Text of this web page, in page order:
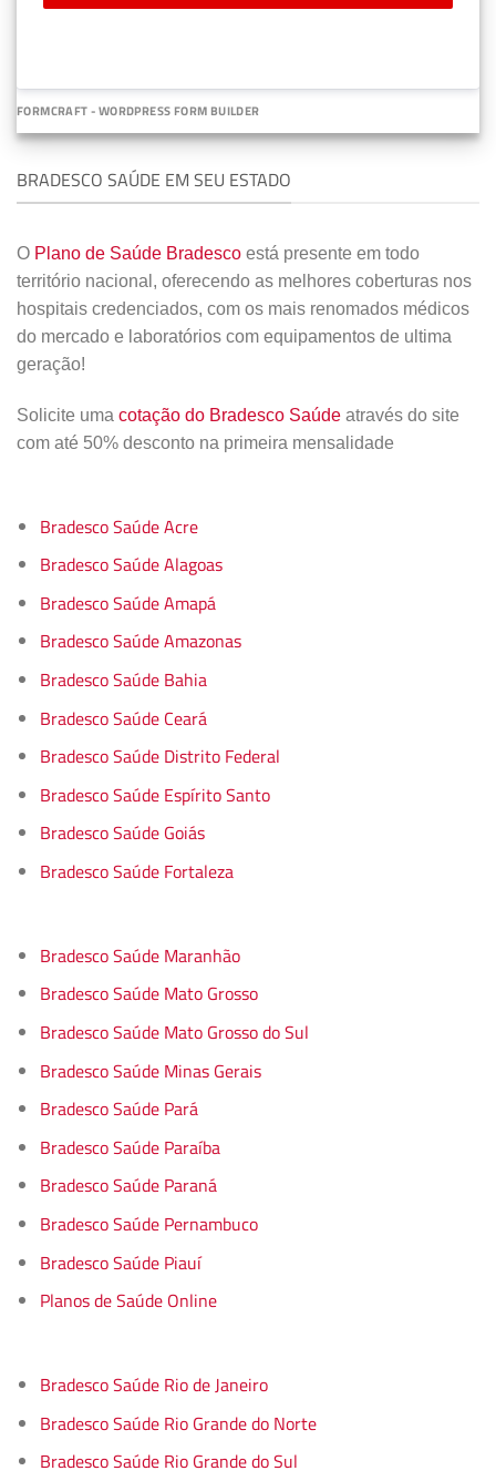
FORMCRAFT - WORDPRESS FORM BUILDER
BRADESCO SAÚDE EM SEU ESTADO
O Plano de Saúde Bradesco está presente em todo
território nacional, oferecendo as melhores coberturas nos
hospitais credenciados, com os mais renomados médicos
do mercado e laboratórios com equipamentos de ultima
geração!
Solicite uma cotação do Bradesco Saúde através do site
com até 50% desconto na primeira mensalidade
Bradesco Saúde Acre
Bradesco Saúde Alagoas
Bradesco Saúde Amapá
Bradesco Saúde Amazonas
Bradesco Saúde Bahia
Bradesco Saúde Ceará
Bradesco Saúde Distrito Federal
Bradesco Saúde Espírito Santo
Bradesco Saúde Goiás
Bradesco Saúde Fortaleza
Bradesco Saúde Maranhão
Bradesco Saúde Mato Grosso
Bradesco Saúde Mato Grosso do Sul
Bradesco Saúde Minas Gerais
Bradesco Saúde Pará
Bradesco Saúde Paraíba
Bradesco Saúde Paraná
Bradesco Saúde Pernambuco
Bradesco Saúde Piauí
Planos de Saúde Online
Bradesco Saúde Rio de Janeiro
Bradesco Saúde Rio Grande do Norte
Bradesco Saúde Rio Grande do Sul